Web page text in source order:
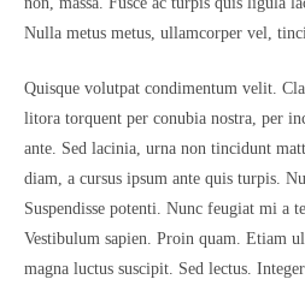
Nulla metus metus, ullamcorper vel,
Quisque volutpat condimentum velit.
litora torquent per conubia nostra, per
ante. Sed lacinia, urna non tincidunt
diam, a cursus ipsum ante quis turpis.
Suspendisse potenti. Nunc feugiat mi a
Vestibulum sapien. Proin quam. Etiam
magna luctus suscipit. Sed lectus.